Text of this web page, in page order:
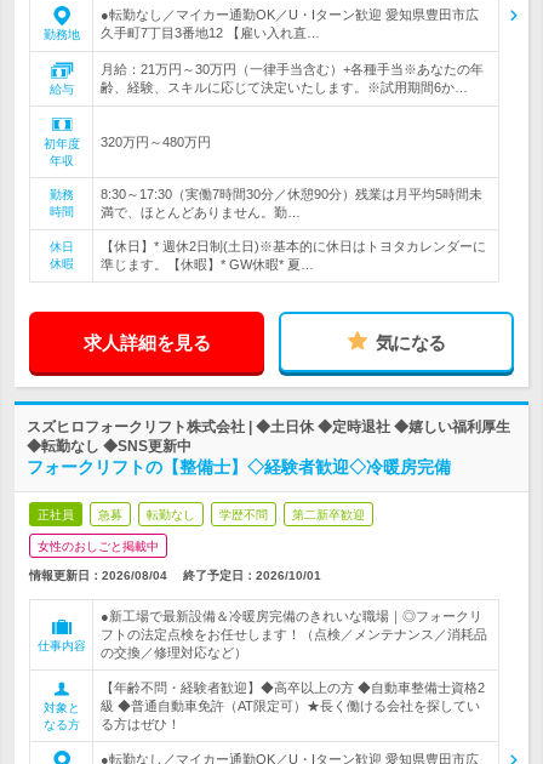
勤務地
●転勤なし／マイカー通勤OK／U・Iターン歓迎 愛知県豊田市広
久手町7丁目3番地12 【雇い入れ直…
給与
月給：21万円～30万円（一律手当含む）+各種手当※あなたの年
齢、経験、スキルに応じて決定いたします。※試用期間6か…
初年度
年収
320万円～480万円
勤務
時間
8:30～17:30（実働7時間30分／休憩90分）残業は月平均5時間未
満で、ほとんどありません。勤…
休日
休暇
【休日】* 週休2日制(土日)※基本的に休日はトヨタカレンダーに
準じます。【休暇】* GW休暇* 夏…
求人詳細を見る 気になる
スズヒロフォークリフト株式会社 | ◆土日休 ◆定時退社 ◆嬉しい福利厚生
◆転勤なし ◆SNS更新中
フォークリフトの【整備士】◇経験者歓迎◇冷暖房完備
正社員 急募 転勤なし 学歴不問 第二新卒歓迎
女性のおしごと掲載中
情報更新日：2026/08/04 終了予定日： 2026/10/01
仕事内容
●新工場で最新設備＆冷暖房完備のきれいな職場｜◎フォークリ
フトの法定点検をお任せします！（点検／メンテナンス／消耗品
の交換／修理対応など）
対象と
なる方
【年齢不問・経験者歓迎】◆高卒以上の方 ◆自動車整備士資格2
級 ◆普通自動車免許（AT限定可）★長く働ける会社を探してい
る方はぜひ！
●転勤なし／マイカー通勤OK／U・Iターン歓迎 愛知県豊田市広